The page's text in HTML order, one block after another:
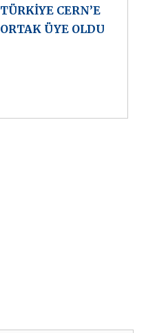
TÜRKİYE CERN’E
ORTAK ÜYE OLDU